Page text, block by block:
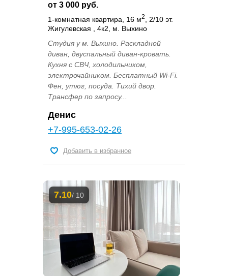
от 3 000 руб.
1-комнатная квартира, 16 м2
, 2/10 эт.
Жигулевская , 4к2, м. Выхино
Студия у м. Выхино. Раскладной
диван, двуспальный диван-кровать.
Кухня с СВЧ, холодильником,
электрочайником. Бесплатный Wi-Fi.
Фен, утюг, посуда. Тихий двор.
Трансфер по запросу...
Денис
+7-995-653-02-26
Добавить в избранное
7.10/ 10